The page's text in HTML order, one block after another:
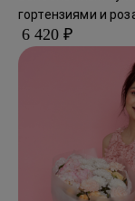
гортензиями и
6 420 ₽